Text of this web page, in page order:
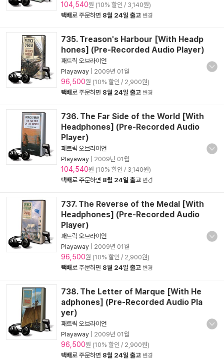
104,540원 (10% 할인 / 3,140원)
택배로 주문하면 8월 24일 출고 변경
735. Treason's Harbour [With Headp
hones] (Pre-Recorded Audio Player)
패트릭 오브라이언
Playaway
2009년 01월
96,500원 (10% 할인 / 2,900원)
택배로 주문하면 8월 24일 출고 변경
736. The Far Side of the World [With
Headphones] (Pre-Recorded Audio
Player)
패트릭 오브라이언
Playaway
2009년 01월
104,540원 (10% 할인 / 3,140원)
택배로 주문하면 8월 24일 출고 변경
737. The Reverse of the Medal [With
Headphones] (Pre-Recorded Audio
Player)
패트릭 오브라이언
Playaway
2009년 01월
96,500원 (10% 할인 / 2,900원)
택배로 주문하면 8월 24일 출고 변경
738. The Letter of Marque [With He
adphones] (Pre-Recorded Audio Pla
yer)
패트릭 오브라이언
Playaway
2009년 01월
96,500원 (10% 할인 / 2,900원)
택배로 주문하면 8월 24일 출고 변경